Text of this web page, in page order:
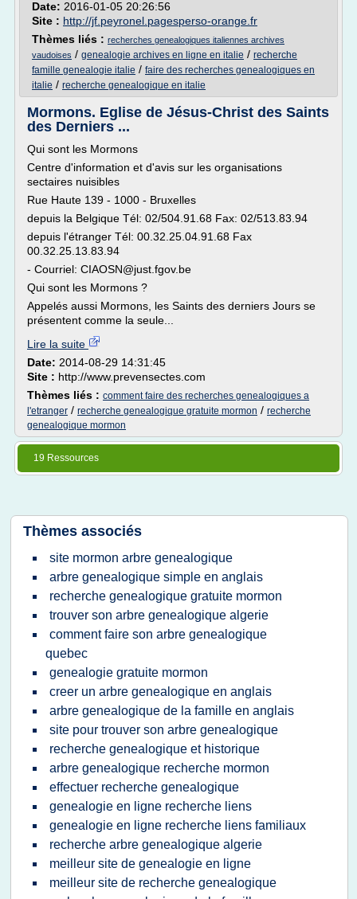
Date: 2016-01-05 20:26:56
Site : http://jf.peyronel.pagesperso-orange.fr
Thèmes liés : recherches genealogiques italiennes archives
vaudoises / genealogie archives en ligne en italie / recherche
famille genealogie italie / faire des recherches genealogiques en
italie / recherche genealogique en italie
Mormons. Eglise de Jésus-Christ des Saints
des Derniers ...
Qui sont les Mormons
Centre d'information et d'avis sur les organisations
sectaires nuisibles
Rue Haute 139 - 1000 - Bruxelles
depuis la Belgique Tél: 02/504.91.68 Fax: 02/513.83.94
depuis l'étranger Tél: 00.32.25.04.91.68 Fax
00.32.25.13.83.94
- Courriel: CIAOSN@just.fgov.be
Qui sont les Mormons ?
Appelés aussi Mormons, les Saints des derniers Jours se
présentent comme la seule...
Lire la suite
Date: 2014-08-29 14:31:45
Site : http://www.prevensectes.com
Thèmes liés : comment faire des recherches genealogiques a
l'etranger / recherche genealogique gratuite mormon / recherche
genealogique mormon
19 Ressources
Thèmes associés
site mormon arbre genealogique
arbre genealogique simple en anglais
recherche genealogique gratuite mormon
trouver son arbre genealogique algerie
comment faire son arbre genealogique
quebec
genealogie gratuite mormon
creer un arbre genealogique en anglais
arbre genealogique de la famille en anglais
site pour trouver son arbre genealogique
recherche genealogique et historique
arbre genealogique recherche mormon
effectuer recherche genealogique
genealogie en ligne recherche liens
genealogie en ligne recherche liens familiaux
recherche arbre genealogique algerie
meilleur site de genealogie en ligne
meilleur site de recherche genealogique